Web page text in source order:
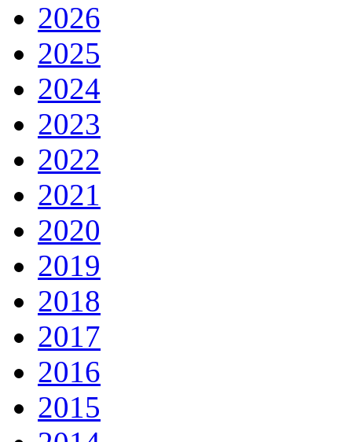
2026
2025
2024
2023
2022
2021
2020
2019
2018
2017
2016
2015